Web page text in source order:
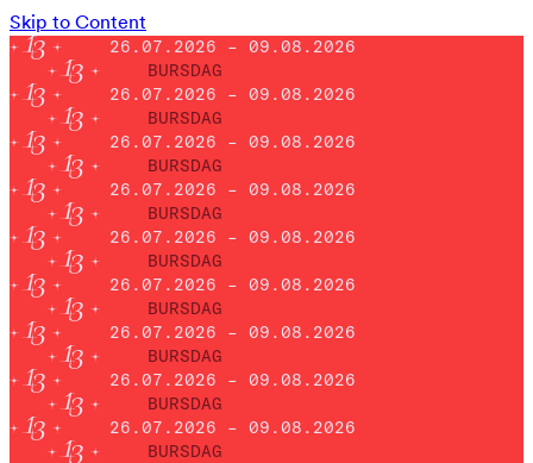
Skip to Content
26.07.2026 – 09.08.2026
BURSDAG
26.07.2026 – 09.08.2026
BURSDAG
26.07.2026 – 09.08.2026
BURSDAG
26.07.2026 – 09.08.2026
BURSDAG
26.07.2026 – 09.08.2026
BURSDAG
26.07.2026 – 09.08.2026
BURSDAG
26.07.2026 – 09.08.2026
BURSDAG
26.07.2026 – 09.08.2026
BURSDAG
26.07.2026 – 09.08.2026
BURSDAG